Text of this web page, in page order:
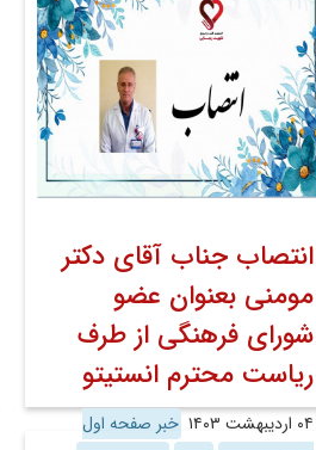
روابط عمومی اخبار اخبار تصویری
انتصاب جناب آقای دکتر
مومنی بعنوان عضو
شورای فرهنگی از طرف
ریاست محترم انستیتو
۰۴ اردیبهشت ۱۴۰۳
خبر صفحه اول